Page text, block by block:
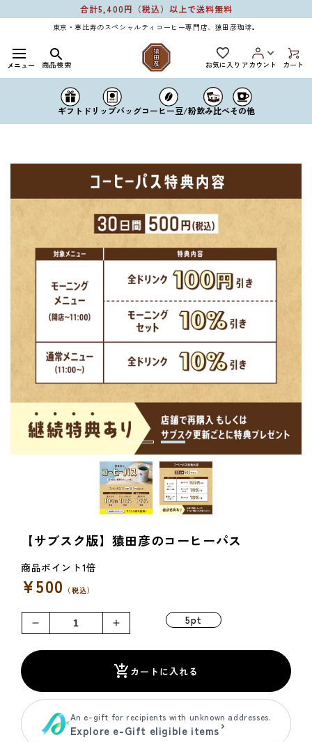
ンツに
合計5,400円（税込）以上で送料無料
東京・恵比寿のスペシャルティコーヒー専門店、猿田彦珈琲。
メニュー 商品検索 お気に入り アカウント カート
ギフト ドリップバッグコーヒー豆/粉飲み比べその他
【サブスク版】猿田彦のコーヒーパス
通
常
価
格
¥500 （税込）
【サ
ブ
版】
田
【サ
ブ
ス
ク
版】
猿
田
5pt
カートに入れる
An e-gift for recipients with unknown addresses.
Explore e-Gift eligible items